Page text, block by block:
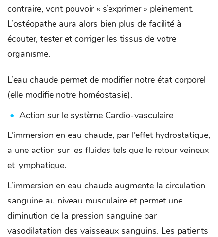
contraire, vont pouvoir « s’exprimer » pleinement.
L’ostéopathe aura alors bien plus de facilité à
écouter, tester et corriger les tissus de votre
organisme.
L’eau chaude permet de modifier notre état corporel
(elle modifie notre homéostasie).
Action sur le système Cardio-vasculaire
L’immersion en eau chaude, par l’effet hydrostatique,
a une action sur les fluides tels que le retour veineux
et lymphatique.
L’immersion en eau chaude augmente la circulation
sanguine au niveau musculaire et permet une
diminution de la pression sanguine par
vasodilatation des vaisseaux sanguins. Les patients